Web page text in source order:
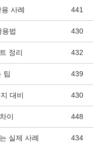
사례 441
법 430
정리 432
팁 439
대비 430
이 448
실제 사례 434